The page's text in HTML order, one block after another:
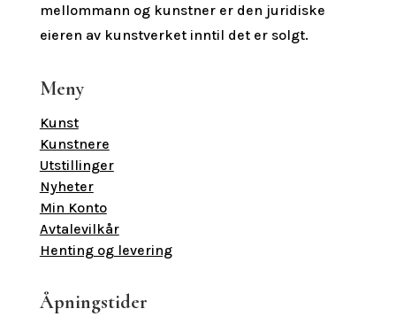
mellommann og kunstner er den juridiske
eieren av kunstverket inntil det er solgt.
Meny
Kunst
Kunstnere
Utstillinger
Nyheter
Min Konto
Avtalevilkår
Henting og levering
Åpningstider